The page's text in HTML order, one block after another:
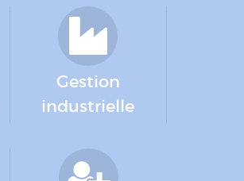
Gestion
industrielle